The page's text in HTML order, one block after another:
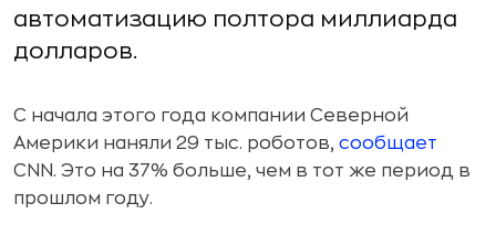
автоматизацию полтора миллиарда
долларов.
С начала этого года компании Северной
Америки наняли 29 тыс. роботов, сообщает
CNN. Это на 37% больше, чем в тот же период в
прошлом году.